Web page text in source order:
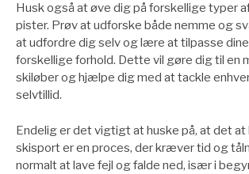
Husk også at øve dig på forskellige typer
pister. Prøv at udforske både nemme og
at udfordre dig selv og lære at tilpasse
forskellige forhold. Dette vil gøre dig til en
skiløber og hjælpe dig med at tackle
selvtillid.
Endelig er det vigtigt at huske på, at det at
skisport er en proces, der kræver tid og
normalt at lave fejl og falde ned, især i